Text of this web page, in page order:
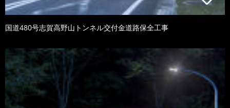
国道480号志賀高野山トンネル交付金道路保全工事